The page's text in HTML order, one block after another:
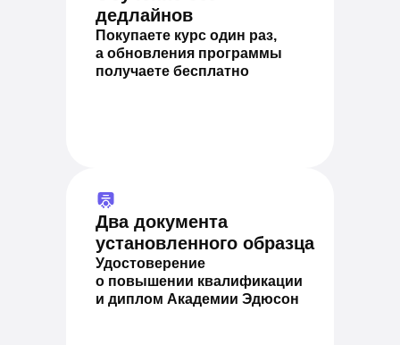
дедлайнов
Покупаете курс один раз,
а обновления программы
получаете бесплатно
Два документа
установленного образца
Удостоверение
о повышении квалификации
и диплом Академии Эдюсон